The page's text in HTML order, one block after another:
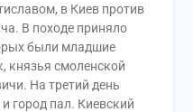
в Киев против
В походе приняло
были младшие
князья смоленской
На третий день
город пал. Киевский